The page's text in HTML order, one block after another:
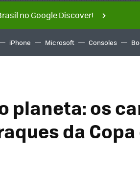
no Google Discover!
iPhone Microsoft Consoles
planeta: os
da Copa